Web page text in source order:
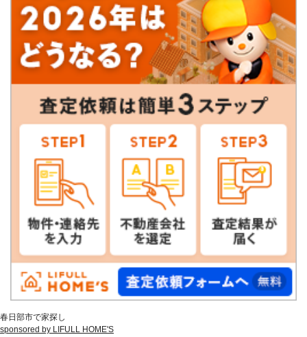
春日部市で家探し
sponsored by LIFULL HOME'S